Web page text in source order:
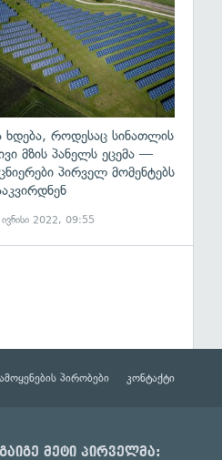
ხდება, როდესაც სინათლის
მზის პანელს ეცემა —
პირველ მომენტებს
2022, 09:55
პირობები კონტაქტი
გაიგე მეტი პირველმა: